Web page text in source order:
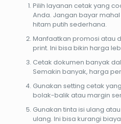
Pilih layanan cetak yang
Anda. Jangan bayar
hitam putih sederhana.
Manfaatkan promosi atau
print. Ini bisa bikin harga
Cetak dokumen banyak
Semakin banyak, harga
Gunakan setting cetak
bolak-balik atau margin
Gunakan tinta isi ulang
ulang. Ini bisa kurangi